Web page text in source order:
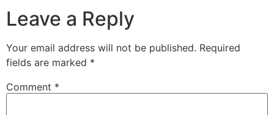
Leave a Reply
Your email address will not be published. Required
fields are marked *
Comment *